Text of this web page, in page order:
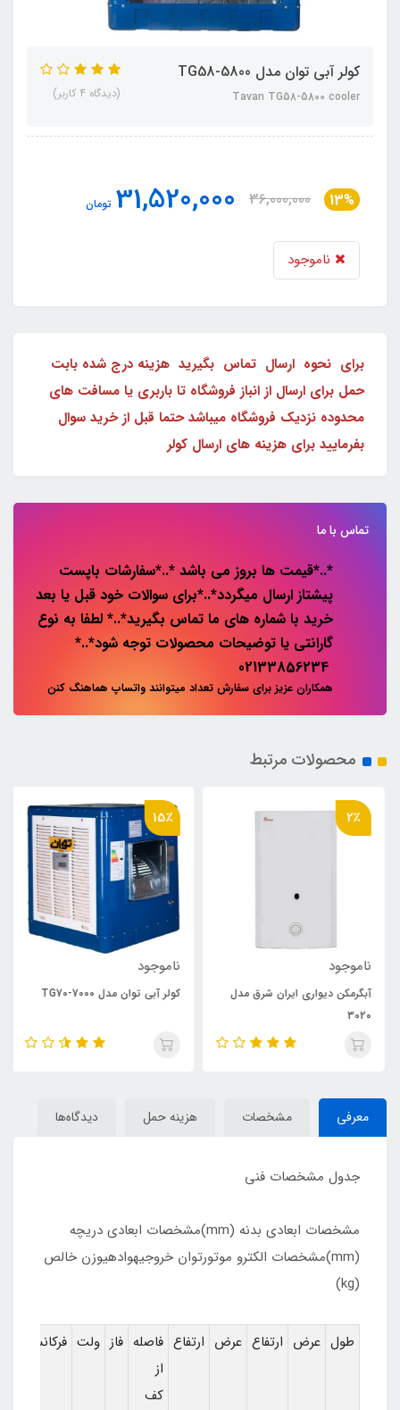
کولر آبی توان مدل TG58-5800
Tavan TG58-5800 cooler (دیدگاه 4 کاربر)
13%
36,000,000
31,520,000 تومان
ناموجود
برای نحوه ارسال تماس بگیرید هزینه درج شده بابت
حمل برای ارسال از انباز فروشگاه تا باربری یا مسافت های
محدوده نزدیک فروشگاه میباشد حتما قبل از خرید سوال
بفرمایید برای هزینه های ارسال کولر
تماس با ما
*..*قیمت ها بروز می باشد *..*سفارشات باپست
پیشتاز ارسال میگردد*..*برای سوالات خود قبل یا بعد
خرید با شماره های ما تماس بگیرید*..* لطفا به نوع
گارانتی یا توضیحات محصولات توجه شود*..*
همکاران عزیز برای سفارش تعداد میتوانند واتساپ هماهنگ کنن
محصولات مرتبط
2٪
ناموجود
آبگرمکن دیواری ایران شرق مدل
3020
15٪
ناموجود
کولر آبی توان مدل TG70-7000
معرفی مشخصات هزینه حمل دیدگاه‌ها
جدول مشخصات فنی
مشخصات ابعادی بدنه (mm)مشخصات ابعادی دریچه
(mm)مشخصات الکترو موتورتوان خروجیهوادهیوزن خالص
(kg)
طول عرض ارتفاع عرض ارتفاع فاصله
از
کف
فاز ولت فرکانس